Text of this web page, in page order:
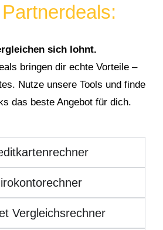
sich lohnt.
bringen dir echte Vorteile –
Nutze unsere Tools und finde
das beste Angebot für dich.
Vergleichsrechner